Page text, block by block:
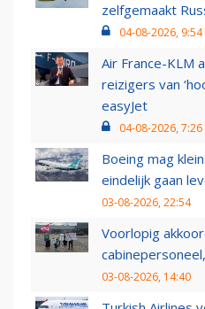
zelfgemaakt
04-08-2026, 9:54
Air France-KLM
reizigers van
easyJet
04-08-2026, 7:26
Boeing mag
eindelijk gaan
03-08-2026, 22:54
Voorlopig
03-08-2026, 14:40